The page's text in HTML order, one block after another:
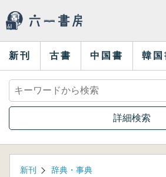
新刊 古書 中国書 韓国
詳細検索
新刊 辞典・事典